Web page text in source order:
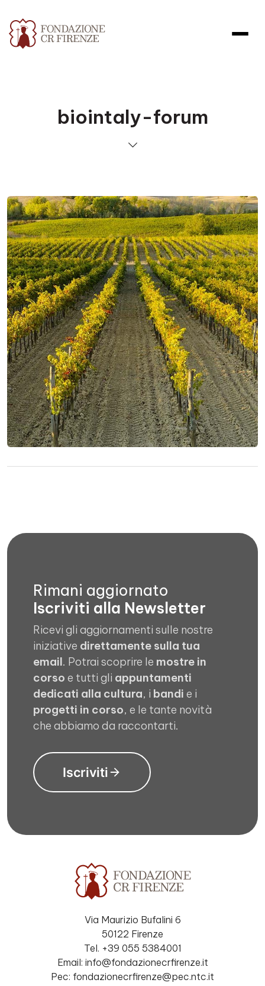
biointaly-forum
Rimani aggiornato
Iscriviti alla Newsletter
Ricevi gli aggiornamenti sulle nostre
iniziative direttamente sulla tua
email. Potrai scoprire le mostre in
corso e tutti gli appuntamenti
dedicati alla cultura, i bandi e i
progetti in corso, e le tante novità
che abbiamo da raccontarti.
Iscriviti
Via Maurizio Bufalini 6
50122 Firenze
Tel. +39 055 5384001
Email: info@fondazionecrfirenze.it
Pec: fondazionecrfirenze@pec.ntc.it